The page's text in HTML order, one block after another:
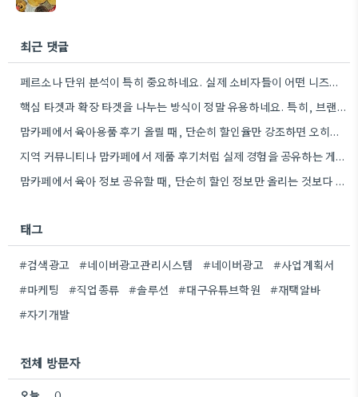
최근 댓글
페르소나 단위 분석이 특히 중요하네요. 실제 소비자들이 어떤 니즈를 가지고 있는지 파악하는 게 광고의 핵심이…
핵심 타겟과 확장 타겟을 나누는 방식이 정말 유용하네요. 특히, 브랜드의 이상적인 고객을 명확히 정의하는 것의…
맘카페에서 육아용품 후기 올릴 때, 단순히 할인율만 강조하면 오히려 '광고'라는 느낌이 강하겠네요.
지역 커뮤니티나 맘카페에서 제품 후기처럼 실제 경험을 공유하는 게 더 효과적이라는 말씀, 정말 공감합니다. 맘카페…
맘카페에서 육아 정보 공유할 때, 단순히 할인 정보만 올리는 것보다 후기 같은 실제 경험담을 덧붙이면…
태그
#검색광고 #네이버광고관리시스템 #네이버광고
#사업계획서
#마케팅
#직업종류 #솔루션 #대구유튜브학원
#재택알바
#자기개발
전체 방문자